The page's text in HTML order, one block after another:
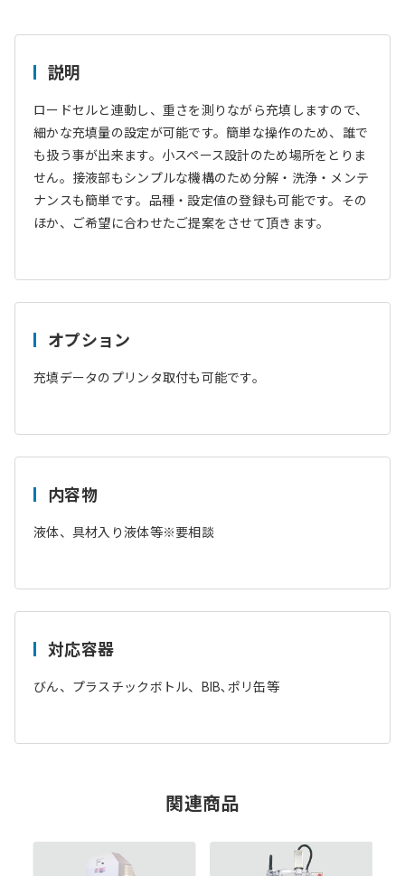
説明
ロードセルと連動し、重さを測りながら充填しますので、
細かな充填量の設定が可能です。簡単な操作のため、誰で
も扱う事が出来ます。小スペース設計のため場所をとりま
せん。接液部もシンプルな機構のため分解・洗浄・メンテ
ナンスも簡単です。品種・設定値の登録も可能です。その
ほか、ご希望に合わせたご提案をさせて頂きます。
オプション
充填データのプリンタ取付も可能です。
内容物
液体、具材入り液体等※要相談
対応容器
びん、プラスチックボトル、BIB､ポリ缶等
関連商品